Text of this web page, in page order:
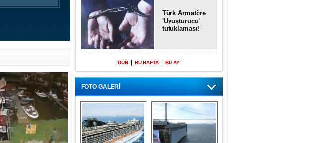
Türk Armatöre
'Uyuşturucu'
tutuklaması!
DÜN BU HAFTA BU AY
FOTO GALERİ